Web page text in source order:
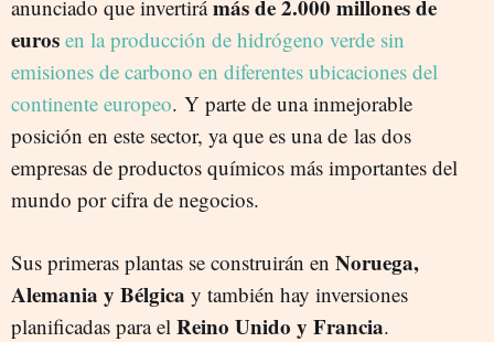
anunciado que invertirámás de 2.000 millones de
euros en la producción de hidrógeno verde sin
emisiones de carbono en diferentes ubicaciones del
continente europeo. Y parte de una inmejorable
posición en este sector, ya que es una de las dos
empresas de productos químicos más importantes del
mundo por cifra de negocios.
Sus primeras plantas se construirán en Noruega,
Alemania y Bélgica y también hay inversiones
planificadas para el Reino Unido y Francia.